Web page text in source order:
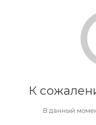
К
В данный